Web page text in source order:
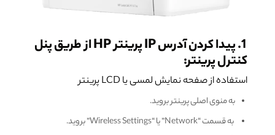
1. پیدا کردن آدرس IP پرینتر HP از طریق پنل
کنترل پرینتر:
استفاده از صفحه نمایش لمسی یا LCD پرینتر
به منوی اصلی پرینتر بروید.
به قسمت “Network” یا “Wireless Settings” بروید.